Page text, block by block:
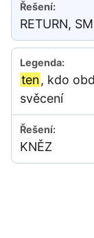
RETURN,
ten, kdo
svěcení
KNĚZ